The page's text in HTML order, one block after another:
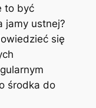
to być
jamy ustnej?
się
środka do